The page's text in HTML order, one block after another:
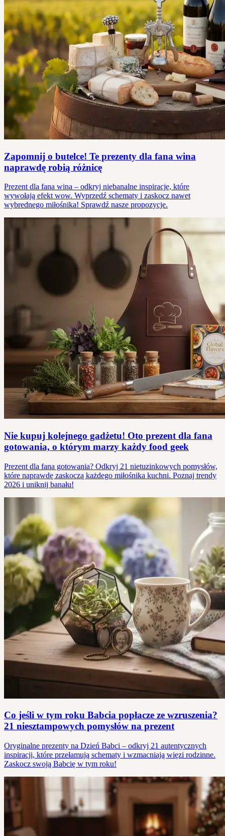
Zapomnij o butelce! Te prezenty dla fana wina
naprawdę robią różnicę
Prezent dla fana wina – odkryj niebanalne inspiracje, które
wywołają efekt wow. Wyprzedź schematy i zaskocz nawet
wybrednego miłośnika! Sprawdź nasze propozycje.
Nie kupuj kolejnego gadżetu! Oto prezent dla fana
gotowania, o którym marzy każdy food geek
Prezent dla fana gotowania? Odkryj 21 nietuzinkowych pomysłów,
które naprawdę zaskoczą każdego miłośnika kuchni. Poznaj trendy
2026 i uniknij banału!
Co jeśli w tym roku Babcia popłacze ze wzruszenia?
21 niesztampowych pomysłów na prezent
Oryginalne prezenty na Dzień Babci – odkryj 21 autentycznych
inspiracji, które przełamują schematy i wzmacniają więzi rodzinne.
Zaskocz swoją Babcię w tym roku!